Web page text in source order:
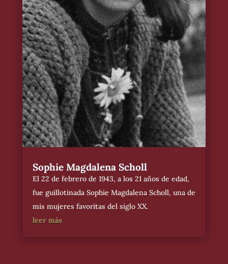
Sophie Magdalena Scholl
El 22 de febrero de 1943, a los 21 años de edad,
fue guillotinada Sophie Magdalena Scholl, una de
mis mujeres favoritas del siglo XX.
leer más